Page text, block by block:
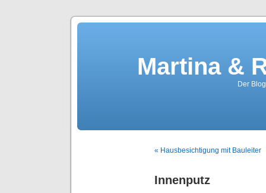
Martina &
Der
« Hausbesichtigung mit Bauleiter
Innenputz